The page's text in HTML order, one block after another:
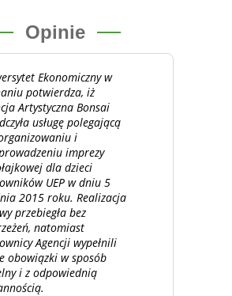
Opinie
Ekonomiczny w
potwierdza, iż
Artystyczna Bonsai
usługę polegającą
i
imprezy
dla dzieci
UEP w dniu 5
2015 roku. Realizacja
przebiegła bez
natomiast
Agencji wypełnili
obowiązki w sposób
i z odpowiednią